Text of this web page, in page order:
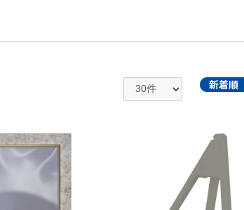
新着順